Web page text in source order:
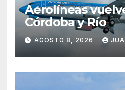
Aerolíneas
Córdoba y Río
AGOSTO 8, 2026